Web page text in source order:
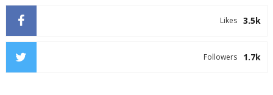
3.5k
Likes
1.7k
Followers